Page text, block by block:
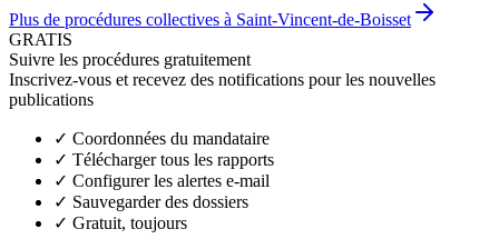
Plus de procédures collectives à Saint-Vincent-de-Boisset
GRATIS
Suivre les procédures gratuitement
Inscrivez-vous et recevez des notifications pour les nouvelles
publications
✓ Coordonnées du mandataire
✓ Télécharger tous les rapports
✓ Configurer les alertes e-mail
✓ Sauvegarder des dossiers
✓ Gratuit, toujours